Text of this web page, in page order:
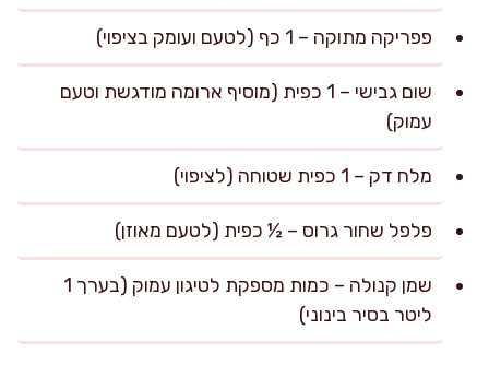
פפריקה מתוקה – 1 כף (לטעם ועומק בציפוי)
שום גבישי – 1 כפית (מוסיף ארומה מודגשת וטעם
עמוק)
מלח דק – 1 כפית שטוחה (לציפוי)
פלפל שחור גרוס – ½ כפית (לטעם מאוזן)
שמן קנולה – כמות מספקת לטיגון עמוק (בערך 1
ליטר בסיר בינוני)